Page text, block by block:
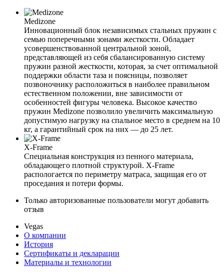
Medizone
Инновационный блок независимых стальных пружин с
семью поперечными зонами жесткости. Обладает
усовершенствованной центральной зоной,
представляющей из себя сбалансированную систему
пружин разной жесткости, которая, за счет оптимальной
поддержки области таза и поясницы, позволяет
позвоночнику расположиться в наиболее правильном
естественном положении, вне зависимости от
особенностей фигуры человека. Высокое качество
пружин Medizone позволило увеличить максимальную
допустимую нагрузку на спальное место в среднем на 10
кг, а гарантийный срок на них — до 25 лет.
X-Frame
Специальная конструкция из пенного материала,
обладающего плотной структурой. X-Frame
распологается по периметру матраса, защищая его от
проседания и потери формы.
Только авторизованные пользователи могут добавить
отзыв
Vegas
О компании
История
Сертификаты и декларации
Материалы и технологии